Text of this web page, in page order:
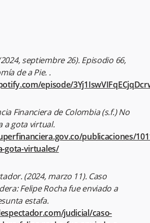
septiembre 26). Episodio 66,
de a Pie. .
episode/
Financiera de Colombia (s.f.) No
a gota virtual.
publicaciones/
gota-virtuales/
(2024, marzo 11). Caso
Felipe Rocha fue enviado a
estafa.
judicial/caso-